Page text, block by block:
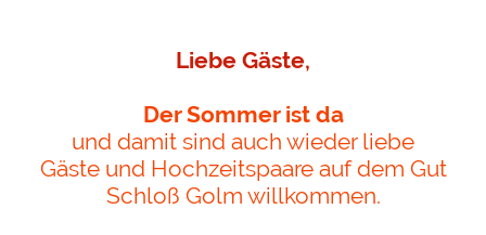
Liebe Gäste,
Der Sommer ist da
und damit sind auch wieder liebe
Gäste und Hochzeitspaare auf dem Gut
Schloß Golm willkommen.